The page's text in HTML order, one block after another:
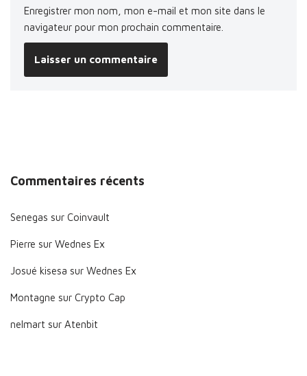
Enregistrer mon nom, mon e-mail et mon site dans le
navigateur pour mon prochain commentaire.
Commentaires récents
Senegas sur Coinvault
Pierre sur Wednes Ex
Josué kisesa sur Wednes Ex
Montagne sur Crypto Cap
nelmart sur Atenbit